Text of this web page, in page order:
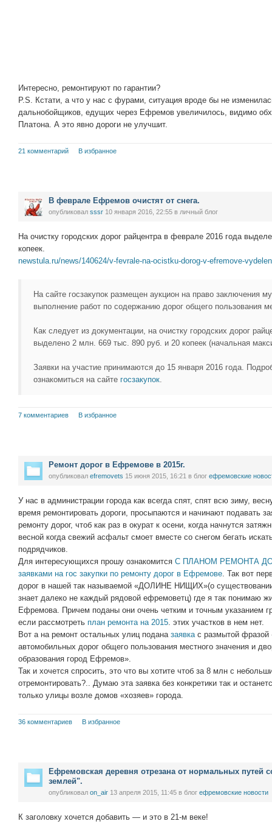
Интересно, ремонтируют по гарантии?
P.S. Кстати, а что у нас с фурами, ситуация вроде бы не
дальнобойщиков, едущих через Ефремов увеличилось, видимо
Платона. А это явно дороги не улучшит.
21 комментарий В избранное
В феврале Ефремов очистят от снега.
опубликовал sssr 10 января 2016, 22:55 в личный блог
На очистку городских дорог райцентра в феврале 2016 года
копеек.
newstula.ru/news/140624/v-fevrale-na-ocistku-dorog-v-efremove-
На сайте госзакупок размещен аукцион на право заключения
выполнение работ по содержанию дорог общего пользования
Как следует из документации, на очистку городских дорог
выделено 2 млн. 669 тыс. 890 руб. и 20 копеек (начальная
Заявки на участие принимаются до 15 января 2016 года.
ознакомиться на сайте госзакупок.
7 комментариев В избранное
Ремонт дорог в Ефремове в 2015г.
опубликовал efremovets 15 июня 2015, 16:21 в блог ефремовские
У нас в администрации города как всегда спят, спят всю зиму,
время ремонтировать дороги, просыпаются и начинают подавать
ремонту дорог, чтоб как раз в окурат к осени, когда начнутся
весной когда свежий асфальт смоет вместе со снегом бегать
подрядчиков.
Для интересующихся прошу ознакомится С ПЛАНОМ РЕМОНТА
заявками на гос закупки по ремонту дорог в Ефремове. Так вот
дорог в нашей так называемой «ДОЛИНЕ НИЩИХ»(о
знает далеко не каждый рядовой ефремоветц) где я так понимаю
Ефремова. Причем поданы они очень четким и точным указанием
если рассмотреть план ремонта на 2015. этих участков в нем нет.
Вот а на ремонт остальных улиц подана заявкас размытой фразой
автомобильных дорог общего пользования местного значения и
образования город Ефремов».
Так и хочется спросить, это что вы хотите чтоб за 8 млн с
отремонтировать?.. Думаю эта заявка без конкретики так и
только улицы возле домов «хозяев» города.
36 комментариев В избранное
Ефремовская деревня отрезана от нормальных путей
землей".
опубликовал on_air 13 апреля 2015, 11:45 в блог ефремовские новости
К заголовку хочется добавить — и это в 21-м веке!